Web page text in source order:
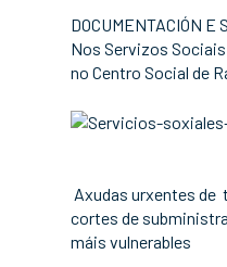
DOCUMENTACIÓN E
Nos Servizos
no Centro Social de
Axudas urxentes
cortes de
máis vulnerables